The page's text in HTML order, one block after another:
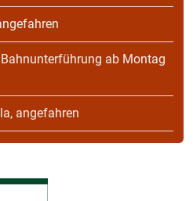
Bahnunterführung ab Montag
angefahren